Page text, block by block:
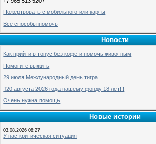
Пожертвовать с мобильного или карты
Все способы помочь
Новости
Как прийти в тонус без кофе и помочь животным
Помогите выжить
29 июля Международный день тигра
‼️20 августа 2026 года нашему фонду 18 лет!!!
Очень нужна помощь
Новые истории
03.08.2026 08:27
У нас критическая ситуация